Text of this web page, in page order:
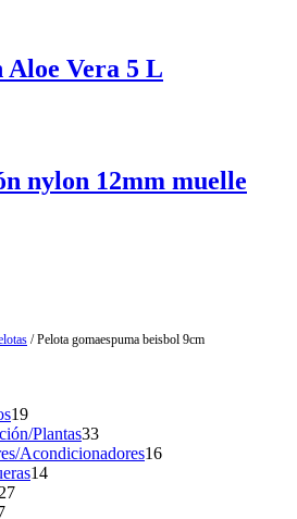
Aloe Vera 5 L
nylon 12mm muelle
/ Pelota gomaespuma beisbol 9cm
1919
products
Plantas3333
products
Acondicionadores1616
1414
2727
17